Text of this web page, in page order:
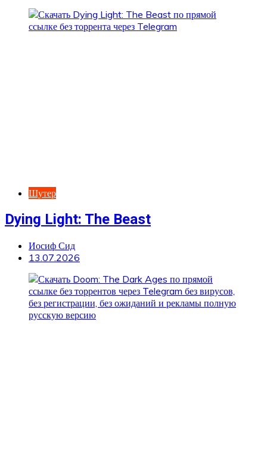
Шутер
Dying Light: The Beast
Иосиф Сид
13.07.2026